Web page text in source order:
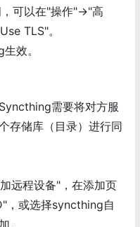
可以在"操作"->"高
TLS"。
效。
需要将对方服
存储库（目录）进行同
远程设备"，在添加页
，或选择syncthing自